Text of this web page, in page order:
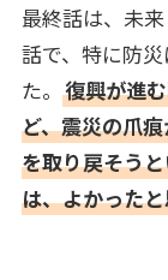
最終話は、未
話で、特に防
た。 復興が進
ど、震災の爪
を取り戻そう
は、よかった